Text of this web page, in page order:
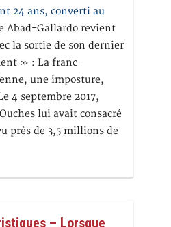
24 ans, converti au
Abad-Gallardo revient
la sortie de son dernier
» : La franc-
une imposture,
4 septembre 2017,
lui avait consacré
près de 3,5 millions de
– Lorsque